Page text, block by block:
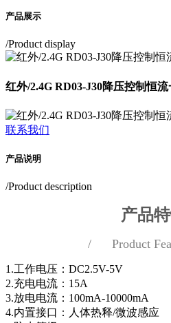
产品展示
/Product display
红外/2.4G RD03-J30降压控制恒
联系我们
产品说明
/Product description
产品
/ Product
1.工作电压：DC2.5V-5V
2.充电电流：15A
3.放电电流：100mA-10000mA
4.内置接口：人体热释/微波感应